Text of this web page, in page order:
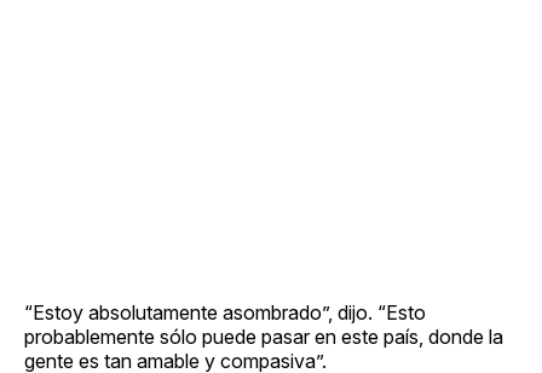
“Estoy absolutamente asombrado”, dijo. “Esto
probablemente sólo puede pasar en este país, donde la
gente es tan amable y compasiva”.